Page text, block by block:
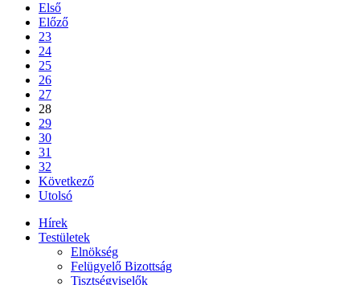
Első
Előző
23
24
25
26
27
28
29
30
31
32
Következő
Utolsó
Hírek
Testületek
Elnökség
Felügyelő Bizottság
Tisztségviselők